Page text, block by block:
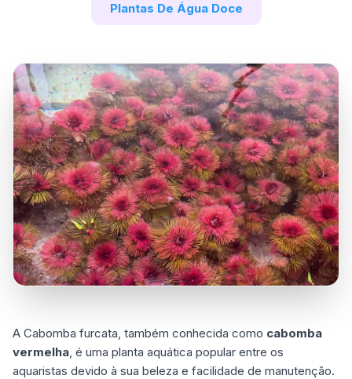
Plantas De Água Doce
A Cabomba furcata, também conhecida como cabomba
vermelha, é uma planta aquática popular entre os
aquaristas devido à sua beleza e facilidade de manutenção.